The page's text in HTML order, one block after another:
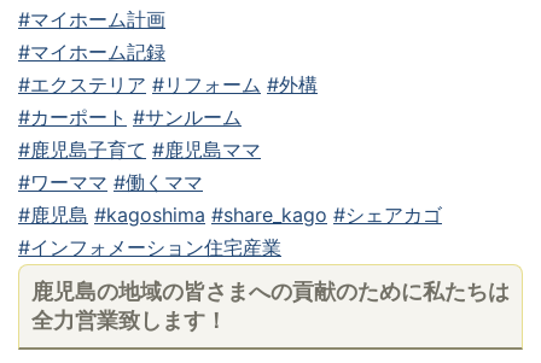
#マイホーム計画
#マイホーム記録
#エクステリア #リフォーム #外構
#カーポート #サンルーム
#鹿児島子育て #鹿児島ママ
#ワーママ #働くママ
#鹿児島 #kagoshima #share_kago #シェアカゴ
#インフォメーション住宅産業
鹿児島の地域の皆さまへの貢献のために私たちは
全力営業致します！